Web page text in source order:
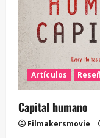
Artículos
Capital humano
Filmakersmovie